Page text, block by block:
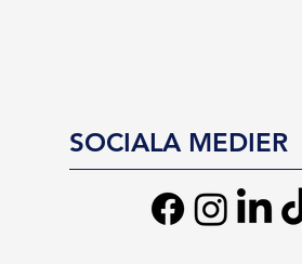
SOCIALA MEDIER